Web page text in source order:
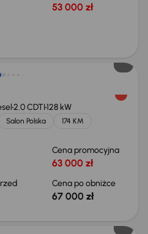
53 000 zł
2.0 CDTI128 kW
Salon Polska
174 KM
Cena promocyjna
63 000 zł
Cena po obniżce
67 000 zł